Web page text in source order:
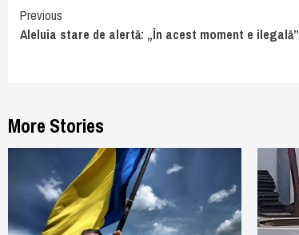
Continue
Reading
Previous
Aleluia stare de alertă: „În acest moment e ilegală”
More Stories